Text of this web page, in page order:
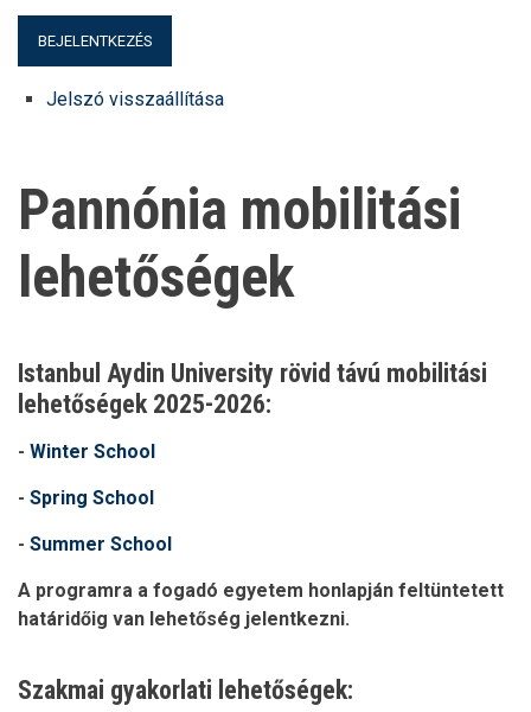
Jelszó visszaállítása
Pannónia mobilitási
lehetőségek
Istanbul Aydin University rövid távú mobilitási
lehetőségek 2025-2026:
- Winter School
- Spring School
- Summer School
A programra a fogadó egyetem honlapján feltüntetett
határidőig van lehetőség jelentkezni.
Szakmai gyakorlati lehetőségek: